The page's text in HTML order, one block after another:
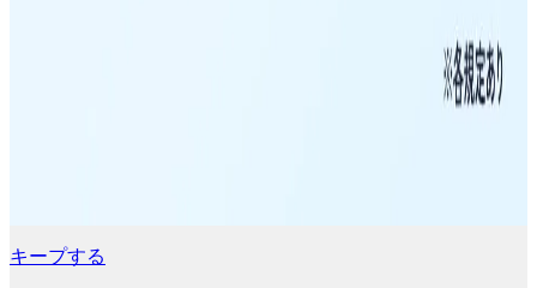
キープする